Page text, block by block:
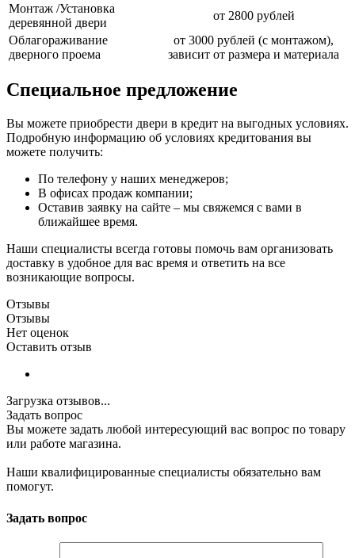
Монтаж /Установка
деревянной двери
от 2800 рублей
Облагораживание
дверного проема
от 3000 рублей (с монтажом),
зависит от размера и материала
Специальное предложение
Вы можете приобрести двери в кредит на выгодных условиях.
Подробную информацию об условиях кредитования вы
можете получить:
По телефону у наших менеджеров;
В офисах продаж компании;
Оставив заявку на сайте – мы свяжемся с вами в
ближайшее время.
Наши специалисты всегда готовы помочь вам организовать
доставку в удобное для вас время и ответить на все
возникающие вопросы.
Отзывы
Отзывы
Нет оценок
Оставить отзыв
Загрузка отзывов...
Задать вопрос
Вы можете задать любой интересующий вас вопрос по товару
или работе магазина.
Наши квалифицированные специалисты обязательно вам
помогут.
Задать вопрос